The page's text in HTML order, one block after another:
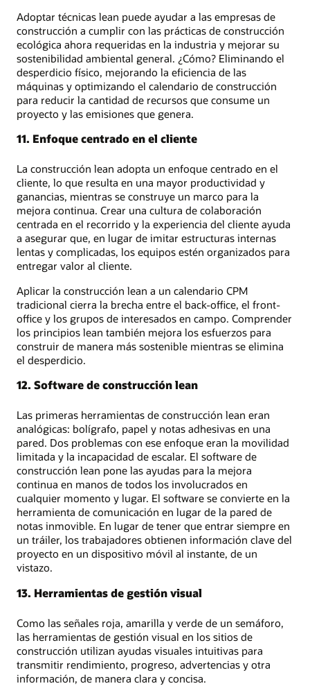
Adoptar técnicas lean puede ayudar a las empresas de
construcción a cumplir con las prácticas de construcción
ecológica ahora requeridas en la industria y mejorar su
sostenibilidad ambiental general. ¿Cómo? Eliminando el
desperdicio físico, mejorando la eficiencia de las
máquinas y optimizando el calendario de construcción
para reducir la cantidad de recursos que consume un
proyecto y las emisiones que genera.
11. Enfoque centrado en el cliente
La construcción lean adopta un enfoque centrado en el
cliente, lo que resulta en una mayor productividad y
ganancias, mientras se construye un marco para la
mejora continua. Crear una cultura de colaboración
centrada en el recorrido y la experiencia del cliente ayuda
a asegurar que, en lugar de imitar estructuras internas
lentas y complicadas, los equipos estén organizados para
entregar valor al cliente.
Aplicar la construcción lean a un calendario CPM
tradicional cierra la brecha entre el back-office, el front-
office y los grupos de interesados en campo. Comprender
los principios lean también mejora los esfuerzos para
construir de manera más sostenible mientras se elimina
el desperdicio.
12. Software de construcción lean
Las primeras herramientas de construcción lean eran
analógicas: bolígrafo, papel y notas adhesivas en una
pared. Dos problemas con ese enfoque eran la movilidad
limitada y la incapacidad de escalar. El software de
construcción lean pone las ayudas para la mejora
continua en manos de todos los involucrados en
cualquier momento y lugar. El software se convierte en la
herramienta de comunicación en lugar de la pared de
notas inmovible. En lugar de tener que entrar siempre en
un tráiler, los trabajadores obtienen información clave del
proyecto en un dispositivo móvil al instante, de un
vistazo.
13. Herramientas de gestión visual
Como las señales roja, amarilla y verde de un semáforo,
las herramientas de gestión visual en los sitios de
construcción utilizan ayudas visuales intuitivas para
transmitir rendimiento, progreso, advertencias y otra
información, de manera clara y concisa.